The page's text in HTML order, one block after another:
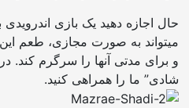
حال اجازه دهید یک بازی
میتواند به صورت مجازی، طعم
و برای مدتی آنها را سرگرم کند.
شادی” ما را همراهی کنید.